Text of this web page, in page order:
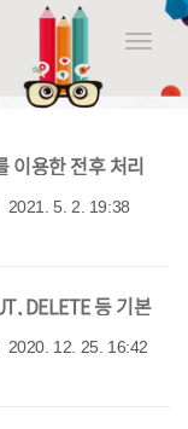
Toggle
이용한 전후 처리
2021. 5. 2. 19:38
DELETE 등 기본
2020. 12. 25. 16:42